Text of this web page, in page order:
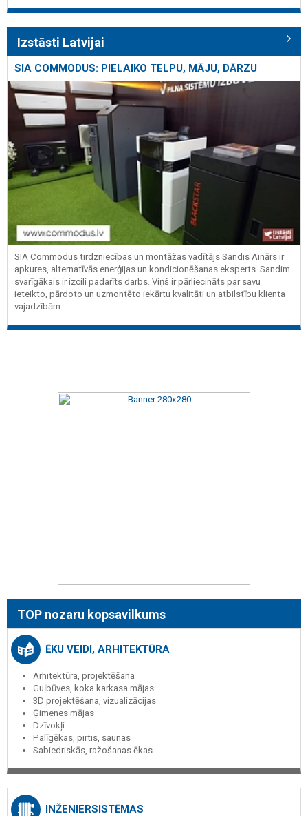
Izstāsti Latvijai
SIA COMMODUS: PIELAIKO TELPU, MĀJU, DĀRZU
SIA Commodus tirdzniecības un montāžas vadītājs Sandis Ainārs ir
apkures, alternatīvās enerģijas un kondicionēšanas eksperts. Sandim
svarīgākais ir izcili padarīts darbs. Viņš ir pārliecināts par savu
ieteikto, pārdoto un uzmontēto iekārtu kvalitāti un atbilstību klienta
vajadzībām.
TOP nozaru kopsavilkums
ĒKU VEIDI, ARHITEKTŪRA
Arhitektūra, projektēšana
Guļbūves, koka karkasa mājas
3D projektēšana, vizualizācijas
Ģimenes mājas
Dzīvokļi
Palīgēkas, pirtis, saunas
Sabiedriskās, ražošanas ēkas
INŽENIERSISTĒMAS